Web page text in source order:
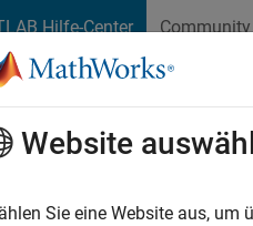
Hilfe-Center Community
Development
Website
Sie eine Website aus,